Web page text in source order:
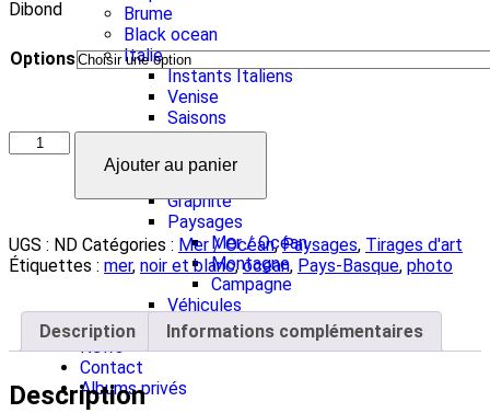
Brume
Black ocean
Italie
Instants Italiens
Venise
Saisons
Tirages d’art
Abstrait
Brume
Graphite
Paysages
Mer / Océan
Montagne
Campagne
Véhicules
Véhicules de collection
News
Contact
Albums privés
Dibond
Options
Ajouter au panier
UGS : ND Catégories : Mer / Océan,Paysages, Tirages d'art
Étiquettes : mer, noir et blanc,ocean, Pays-Basque, photo
Description Informations complémentaires
Description